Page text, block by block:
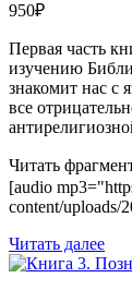
950₽
Первая часть
изучению
знакомит нас с
все
Читать
[audio
content/uploads/
Читать далее